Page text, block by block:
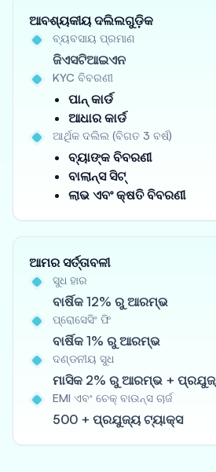
ଆବଶ୍ୟକୀୟ ଦଲିଲଗୁଡ଼ିକ
ବ୍ୟବସାୟ ପ୍ରମାଣ
ଜିଏସଟିଆଇଏନ
KYC ବିବରଣୀ
ପାନ୍ କାର୍ଡ
ଆଧାର କାର୍ଡ
ଆର୍ଥିକ ଦଲିଲ (ବିଗତ 3 ବର୍ଷ)
ବ୍ୟାଙ୍କ ବିବରଣୀ
ବାଲାନ୍ସ ସିଟ୍
ଲାଭ ଏବଂ କ୍ଷତି ବିବରଣୀ
ଆମର ସର୍ତ୍ତାବଳୀ
ସୁଧ ହାର
ବାର୍ଷିକ 12% ରୁ ଆରମ୍ଭ
ପ୍ରୋସେସିଂ ଫି
ବାର୍ଷିକ 1% ରୁ ଆରମ୍ଭ
ଦଣ୍ଡନୀୟ ସୁଧ
ମାସିକ 2% ରୁ ଆରମ୍ଭ +
EMI ଏବଂ ଚେକ୍ ବାଉନ୍ସ ଚାର୍ଜ
500 + ପ୍ରଯୁଜ୍ୟ ଟ୍ୟାକ୍ସ